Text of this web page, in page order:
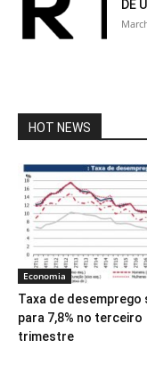
DE
HOT NEWS
Economia
Taxa de desemprego
para 7,8% no terceiro
trimestre